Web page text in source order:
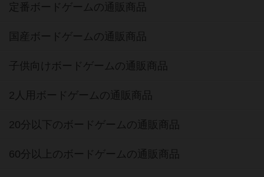
定番ボードゲームの通販商品
国産ボードゲームの通販商品
子供向けボードゲームの通販商品
2人用ボードゲームの通販商品
20分以下のボードゲームの通販商品
60分以上のボードゲームの通販商品